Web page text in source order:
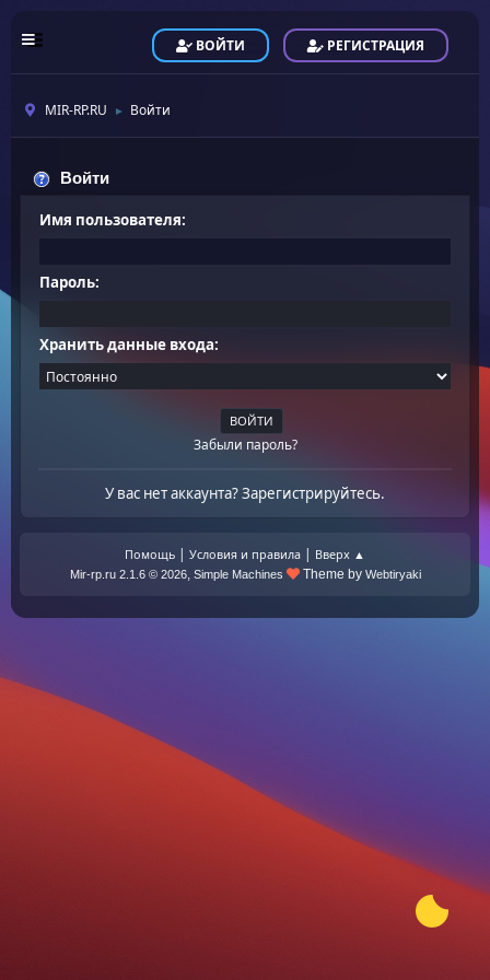
ВОЙТИ РЕГИСТРАЦИЯ
MIR-RP.RU ► Войти
Войти
Имя пользователя:
Пароль:
Хранить данные входа:
Забыли пароль?
У вас нет аккаунта?Зарегистрируйтесь.
Помощь | Условия и правила | Вверх ▲
Mir-rp.ru 2.1.6 © 2026, Simple Machines Theme by Webtiryaki